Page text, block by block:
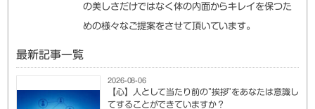
の美しさだけではなく体の内面からキレイを保つた
めの様々なご提案をさせて頂いています。
最新記事一覧
2026-08-06
【心】人として当たり前の”挨拶”をあなたは意識し
てすることができていますか？